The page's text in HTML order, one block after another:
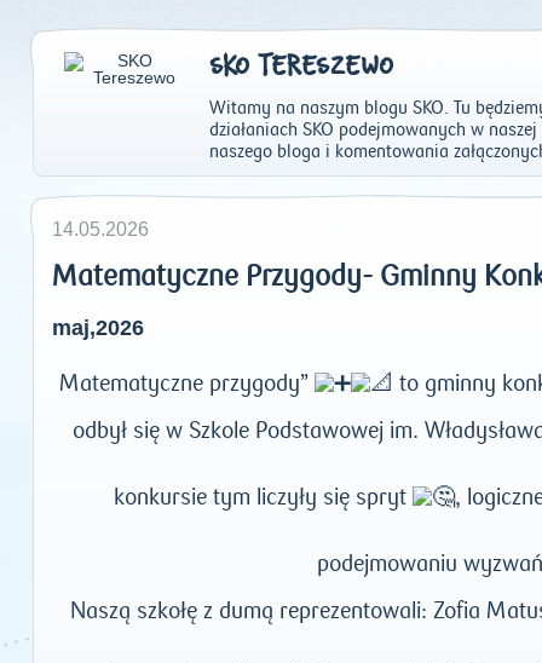
SKO TERESZEWO
Witamy na naszym blogu SKO. Tu
działaniach SKO podejmowanych w
naszego bloga i komentowania
14.05.2026
Matematyczne Przygody- Gminny
maj,2026
Matematyczne przygody”
to gminny
odbył się w Szkole Podstawowej im.
konkursie tym liczyły się spryt ,
podejmowaniu
Naszą szkołę z dumą reprezentowali: Zofia